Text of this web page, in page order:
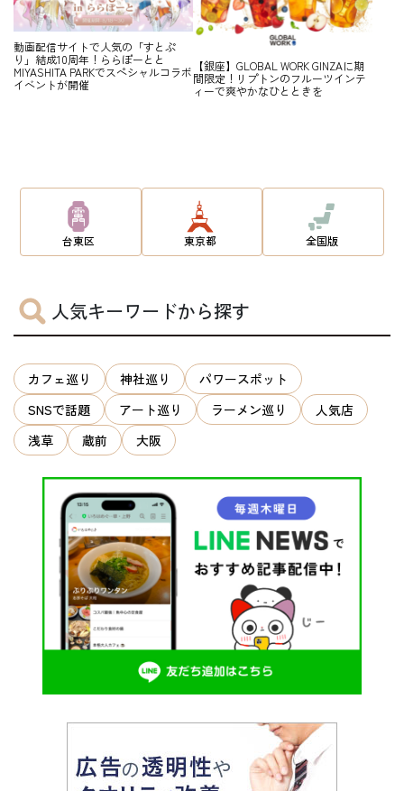
動画配信サイトで人気の「すとぷ
り」結成10周年！ららぽーとと
MIYASHITA PARKでスペシャルコラボ
イベントが開催
【銀座】GLOBAL WORK GINZAに期
間限定！リプトンのフルーツインテ
ィーで爽やかなひとときを
台東区 東京都 全国版
人気キーワードから探す
カフェ巡り 神社巡り
パワースポット
SNSで話題
アート巡り ラーメン巡り
人気店
浅草
蔵前 大阪